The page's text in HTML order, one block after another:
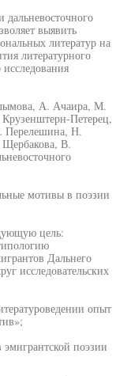
выявить
литератур на
литературного
А. Ачаира, М.
Петерец,
Перелешина, Н.
В.
мотивы в поэзии
цель:
Дальнего
исследовательских
опыт
эмигрантской поэзии